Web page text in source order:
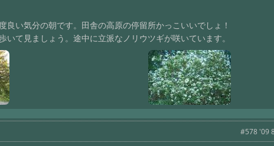
良い気分の朝です。田舎の高原の停留所かっこいいでしょ！
て見ましょう。途中に立派なノリウツギが咲いています。
#578 '09